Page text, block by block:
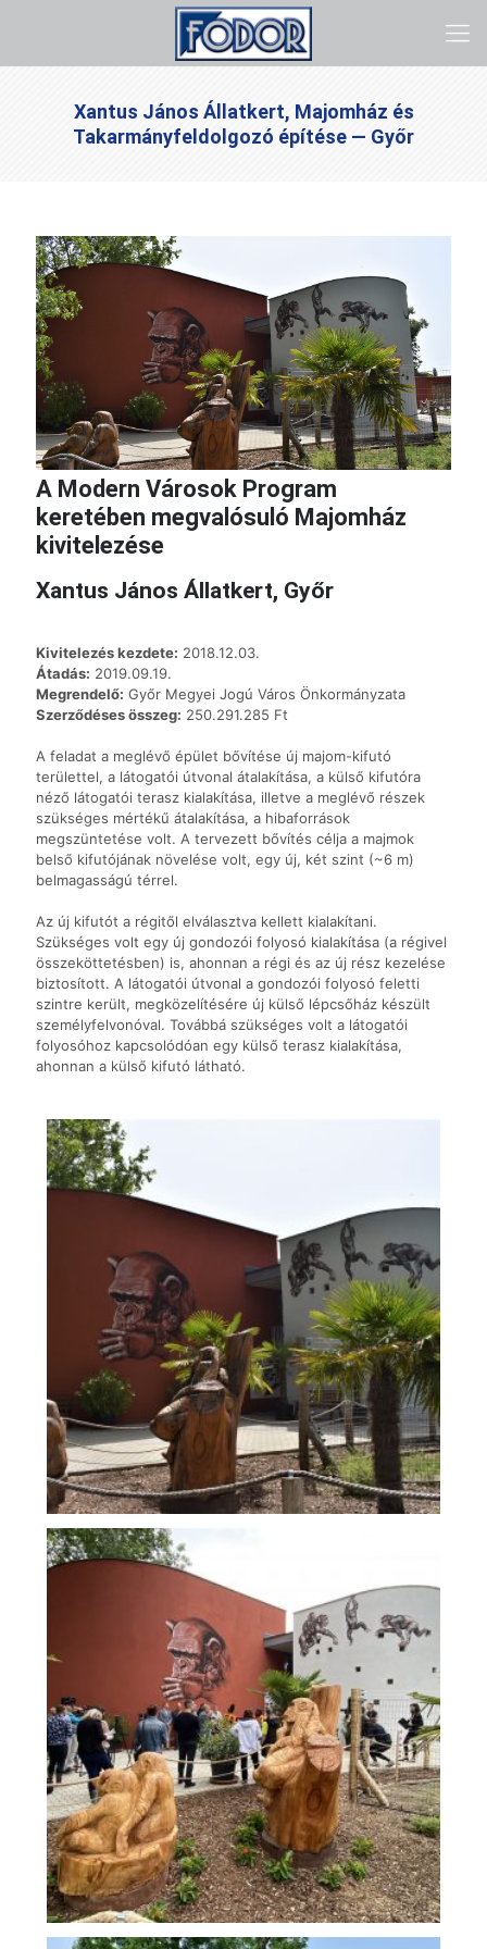
Xantus János Állatkert, Majomház és
Takarmányfeldolgozó építése — Győr
A Modern Városok Program
keretében megvalósuló Majomház
kivitelezése
Xantus János Állatkert, Győr
Kivitelezés kezdete: 2018.12.03.
Átadás: 2019.09.19.
Megrendelő: Győr Megyei Jogú Város Önkormányzata
Szerződéses összeg: 250.291.285 Ft
A feladat a meglévő épület bővítése új majom-kifutó
területtel, a látogatói útvonal átalakítása, a külső kifutóra
néző látogatói terasz kialakítása, illetve a meglévő részek
szükséges mértékű átalakítása, a hibaforrások
megszüntetése volt. A tervezett bővítés célja a majmok
belső kifutójának növelése volt, egy új, két szint (~6 m)
belmagasságú térrel.
Az új kifutót a régitől elválasztva kellett kialakítani.
Szükséges volt egy új gondozói folyosó kialakítása (a régivel
összeköttetésben) is, ahonnan a régi és az új rész kezelése
biztosított. A látogatói útvonal a gondozói folyosó feletti
szintre került, megközelítésére új külső lépcsőház készült
személyfelvonóval. Továbbá szükséges volt a látogatói
folyosóhoz kapcsolódóan egy külső terasz kialakítása,
ahonnan a külső kifutó látható.